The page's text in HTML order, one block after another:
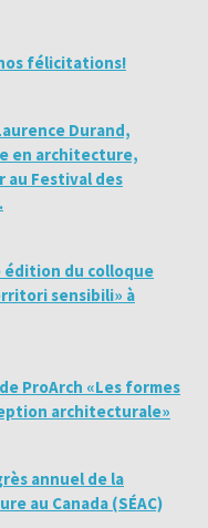
félicitations!
Durand,
en architecture,
au Festival des
édition du colloque
sensibili» à
ProArch «Les formes
architecturale»
annuel de la
au Canada (SÉAC)